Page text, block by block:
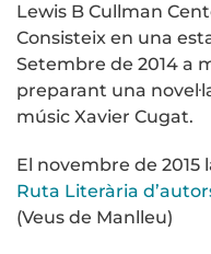
Lewis B Cullman
Consisteix en una
Setembre de 2014 a
preparant una
músic Xavier Cugat.
El novembre de 2015
Ruta Literària
(Veus de Manlleu)